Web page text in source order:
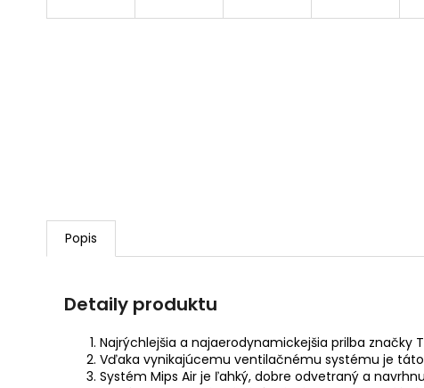
Popis
Detaily produktu
Najrýchlejšia a najaerodynamickejšia prilba
Vďaka vynikajúcemu ventilačnému systému je
Systém Mips Air je ľahký, dobre odvetraný a